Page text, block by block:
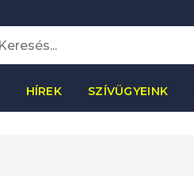
HÍREK SZÍVÜGYEINK